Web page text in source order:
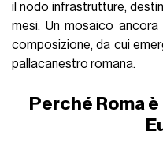
il nodo infrastrutture,
mesi. Un mosaico
composizione, da cui
pallacanestro romana.
Perché Roma